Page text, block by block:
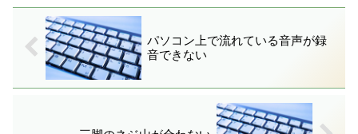
パソコン上で流れている音声が録
音できない